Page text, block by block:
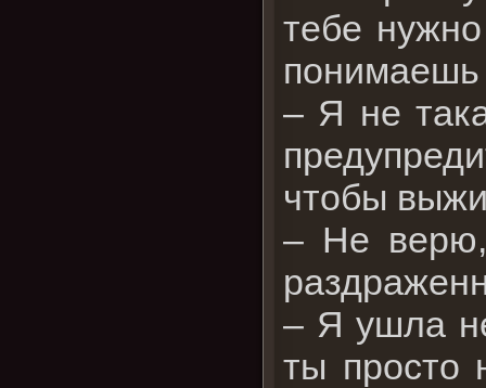
тебе
понимаешь
– Я не
чтобы
– Не верю,
– Я ушла
ты просто